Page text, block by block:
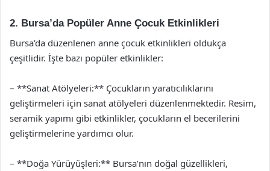
2. Bursa’da Popüler Anne Çocuk Etkinlikleri
Bursa’da düzenlenen anne çocuk etkinlikleri oldukça
çeşitlidir. İşte bazı popüler etkinlikler:
– **Sanat Atölyeleri:** Çocukların yaratıcılıklarını
geliştirmeleri için sanat atölyeleri düzenlenmektedir. Resim,
seramik yapımı gibi etkinlikler, çocukların el becerilerini
geliştirmelerine yardımcı olur.
– **Doğa Yürüyüşleri:** Bursa’nın doğal güzellikleri,